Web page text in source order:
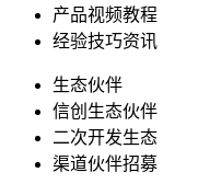
产品视频教程
经验技巧资讯
生态伙伴
信创生态伙伴
二次开发生态
渠道伙伴招募